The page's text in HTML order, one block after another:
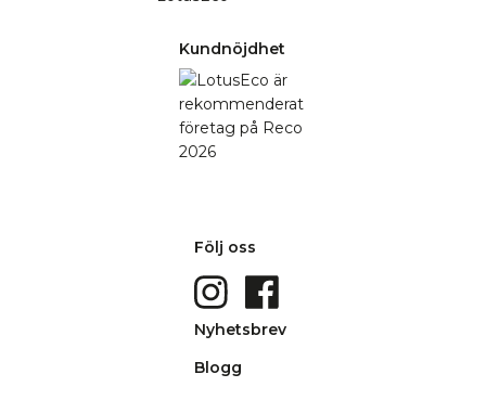
Kundnöjdhet
Följ oss
Nyhetsbrev
Blogg